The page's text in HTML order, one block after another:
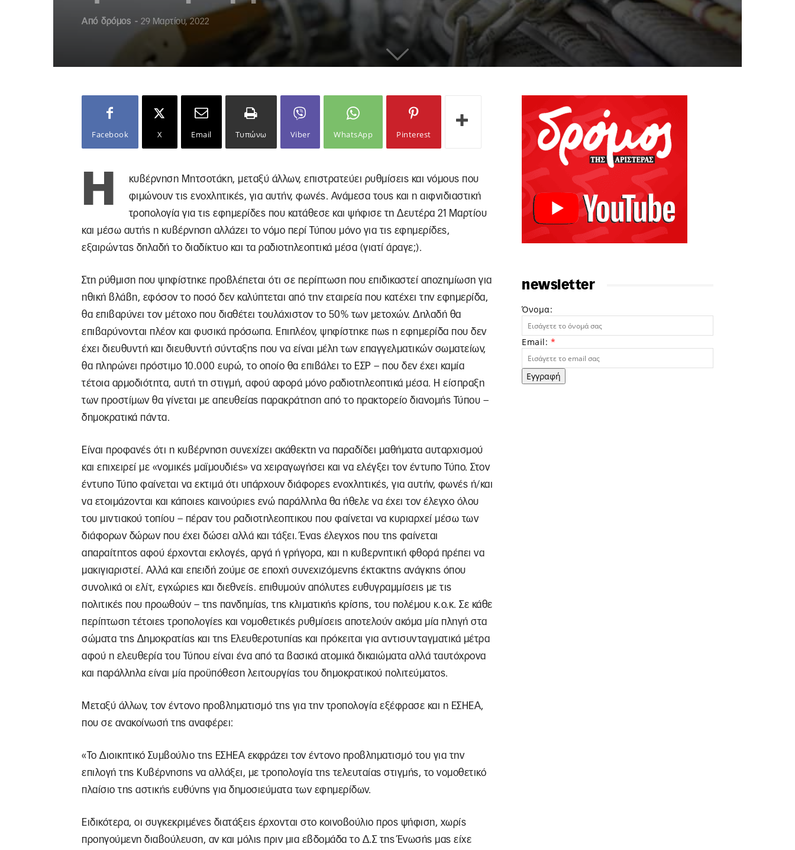
Από δρόμος - 29 Μαρτίου, 2022
Facebook X Email Τυπώνω Viber WhatsApp Pinterest
Η
κυβέρνηση Μητσοτάκη, μεταξύ άλλων, επιστρατεύει ρυθμίσεις και νόμους που
φιμώνουν τις ενοχλητικές, για αυτήν, φωνές. Ανάμεσα τους και η αιφνιδιαστική
τροπολογία για τις εφημερίδες που κατάθεσε και ψήφισε τη Δευτέρα 21 Μαρτίου
και μέσω αυτής η κυβέρνηση αλλάζει το νόμο περί Τύπου μόνο για τις εφημερίδες,
εξαιρώντας δηλαδή το διαδίκτυο και τα ραδιοτηλεοπτικά μέσα (γιατί άραγε;).
Στη ρύθμιση που ψηφίστηκε προβλέπεται ότι σε περίπτωση που επιδικαστεί αποζημίωση για
ηθική βλάβη, εφόσον το ποσό δεν καλύπτεται από την εταιρεία που κατέχει την εφημερίδα,
θα επιβαρύνει τον μέτοχο που διαθέτει τουλάχιστον το 50% των μετοχών. Δηλαδή θα
επιβαρύνονται πλέον και φυσικά πρόσωπα. Επιπλέον, ψηφίστηκε πως η εφημερίδα που δεν
έχει διευθυντή και διευθυντή σύνταξης που να είναι μέλη των επαγγελματικών σωματείων,
θα πληρώνει πρόστιμο 10.000 ευρώ, το οποίο θα επιβάλει το ΕΣΡ – που δεν έχει καμία
τέτοια αρμοδιότητα, αυτή τη στιγμή, αφού αφορά μόνο ραδιοτηλεοπτικά μέσα. Η είσπραξη
των προστίμων θα γίνεται με απευθείας παρακράτηση από το πρακτορείο διανομής Τύπου –
δημοκρατικά πάντα.
Είναι προφανές ότι η κυβέρνηση συνεχίζει ακάθεκτη να παραδίδει μαθήματα αυταρχισμού
και επιχειρεί με «νομικές μαϊμουδιές» να χειραγωγήσει και να ελέγξει τον έντυπο Τύπο. Στον
έντυπο Τύπο φαίνεται να εκτιμά ότι υπάρχουν διάφορες ενοχλητικές, για αυτήν, φωνές ή/και
να ετοιμάζονται και κάποιες καινούριες ενώ παράλληλα θα ήθελε να έχει τον έλεγχο όλου
του μιντιακού τοπίου – πέραν του ραδιοτηλεοπτικου που φαίνεται να κυριαρχεί μέσω των
διάφορων δώρων που έχει δώσει αλλά και τάξει. Ένας έλεγχος που της φαίνεται
απαραίτητος αφού έρχονται εκλογές, αργά ή γρήγορα, και η κυβερνητική φθορά πρέπει να
μακιγιαριστεί. Αλλά και επειδή ζούμε σε εποχή συνεχιζόμενης έκτακτης ανάγκης όπου
συνολικά οι ελίτ, εγχώριες και διεθνείς. επιθυμούν απόλυτες ευθυγραμμίσεις με τις
πολιτικές που προωθούν – της πανδημίας, της κλιματικής κρίσης, του πολέμου κ.ο.κ. Σε κάθε
περίπτωση τέτοιες τροπολογίες και νομοθετικές ρυθμίσεις αποτελούν ακόμα μία πληγή στα
σώματα της Δημοκρατίας και της Ελευθεροτυπίας και πρόκειται για αντισυνταγματικά μέτρα
αφού η ελευθερία του Τύπου είναι ένα από τα βασικά ατομικά δικαιώματα αλλά ταυτόχρονα
και παράλληλα είναι μία προϋπόθεση λειτουργίας του δημοκρατικού πολιτεύματος.
Μεταξύ άλλων, τον έντονο προβληματισμό της για την τροπολογία εξέφρασε και η ΕΣΗΕΑ,
που σε ανακοίνωσή της αναφέρει:
«Το Διοικητικό Συμβούλιο της ΕΣΗΕΑ εκφράζει τον έντονο προβληματισμό του για την
επιλογή της Κυβέρνησης να αλλάξει, με τροπολογία της τελευταίας στιγμής, το νομοθετικό
πλαίσιο της αστικής ευθύνης για δημοσιεύματα των εφημερίδων.
Ειδικότερα, οι συγκεκριμένες διατάξεις έρχονται στο κοινοβούλιο προς ψήφιση, χωρίς
προηγούμενη διαβούλευση, αν και μόλις πριν μια εβδομάδα το Δ.Σ της Ένωσής μας είχε
newsletter
Όνομα:
Email: *
Εγγραφή